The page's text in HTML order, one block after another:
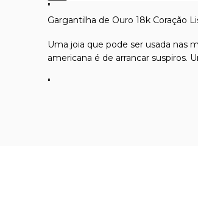
"
Gargantilha de Ouro 18k Coração
Uma joia que pode ser usada nas
americana é de arrancar suspiros.
"